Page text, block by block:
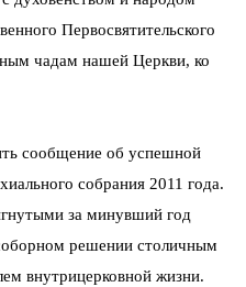
Первосвятительского
чадам нашей Церкви, ко
сообщение об успешной
собрания 2011 года.
за минувший год
решении столичным
внутрицерковной жизни.